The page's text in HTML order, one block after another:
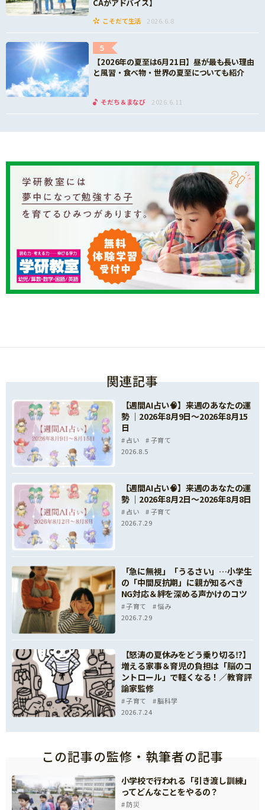
CAがアドバイス】
こそだて生活 2026.6.8
5
【2026年の夏至は6月21日】昼が最も長い理由
と風習・食べ物・世界の夏至についても紹介
そだち＆まなび 2026.6.11
関連記事
【週間AI占い🧠】来週のあなたの運
勢 ｜2026年8月9日〜2026年8月15
日
占い
子育て
2026.8.5
【週間AI占い🧠】来週のあなたの運
勢 ｜2026年8月2日〜2026年8月8日
占い
子育て
2026.7.29
「急に無視」「うるさい」…小学生
の「中間反抗期」に親が知るべき
NG対応＆絆を深める声かけのコツ
子育て
悩み
2026.7.29
【怒涛の夏休みをどう乗り切る⁉】
増える家事＆育児の負担は「脳のコ
ントロール」で軽くなる！／教育評
論家監修
子育て
脳科学
2026.7.24
この記事の監修・執筆者の記事
小学校で行われる「引き渡し訓練」
ってどんなことをやるの？
防災